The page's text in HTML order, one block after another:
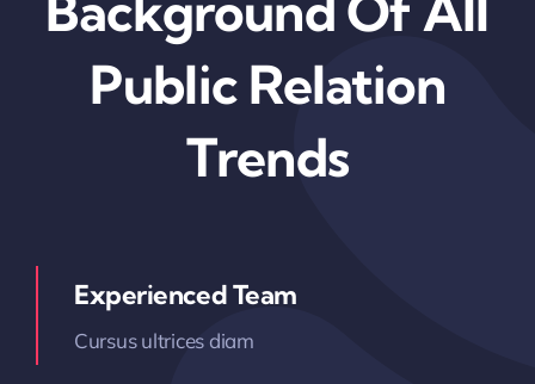
Public Relation
Trends
Experienced Team
Cursus ultrices diam